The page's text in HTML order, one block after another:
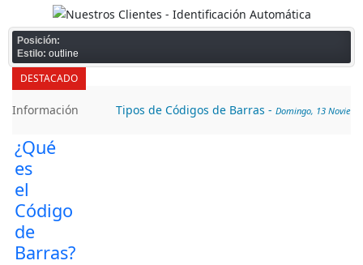
Posición:
Estilo: outline
DESTACADO
Información Tipos de Códigos de Barras - Domingo, 13
¿Qué
es
el
Código
de
Barras?